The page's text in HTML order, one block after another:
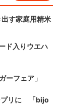
す家庭用精米
ド入りウエハ
ーフェア」
プリに 「bijo